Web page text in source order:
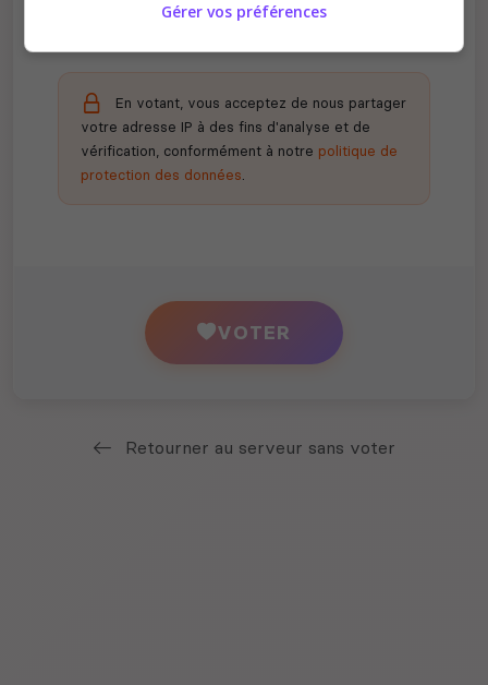
En votant, vous acceptez de nous partager
votre adresse IP à des fins d'analyse et de
vérification, conformément à notre politique de
protection des données.
VOTER
Retourner au serveur sans voter
Gérer vos préférences